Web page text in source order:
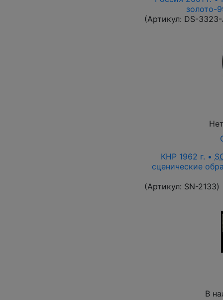
золото-
(Артикул: DS-
КНР 1962 г. •
сценические
(Артикул: SN-2133)
В